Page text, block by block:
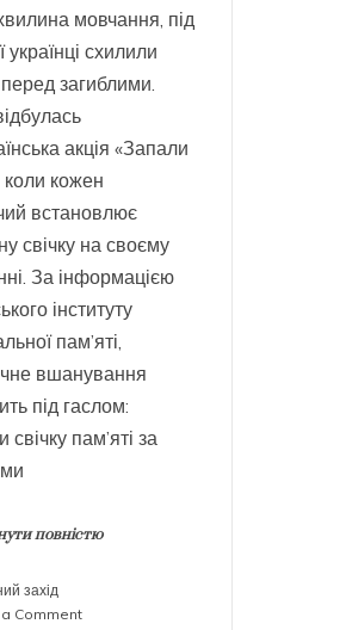
мовчання, під
українці схилили
загиблими.
акція «Запали
коли кожен
встановлює
свічку на своєму
За інформацією
інституту
пам’яті,
вшанування
під гаслом:
свічку пам’яті за
повністю
захід
Commenton